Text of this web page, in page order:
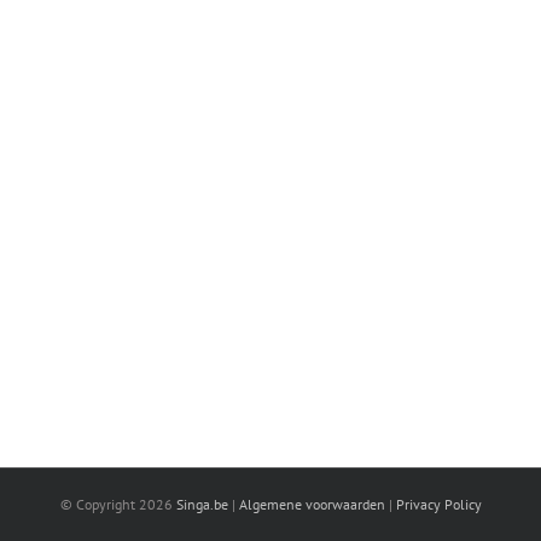
© Copyright 2026 Singa.be| Algemene voorwaarden | Privacy Policy